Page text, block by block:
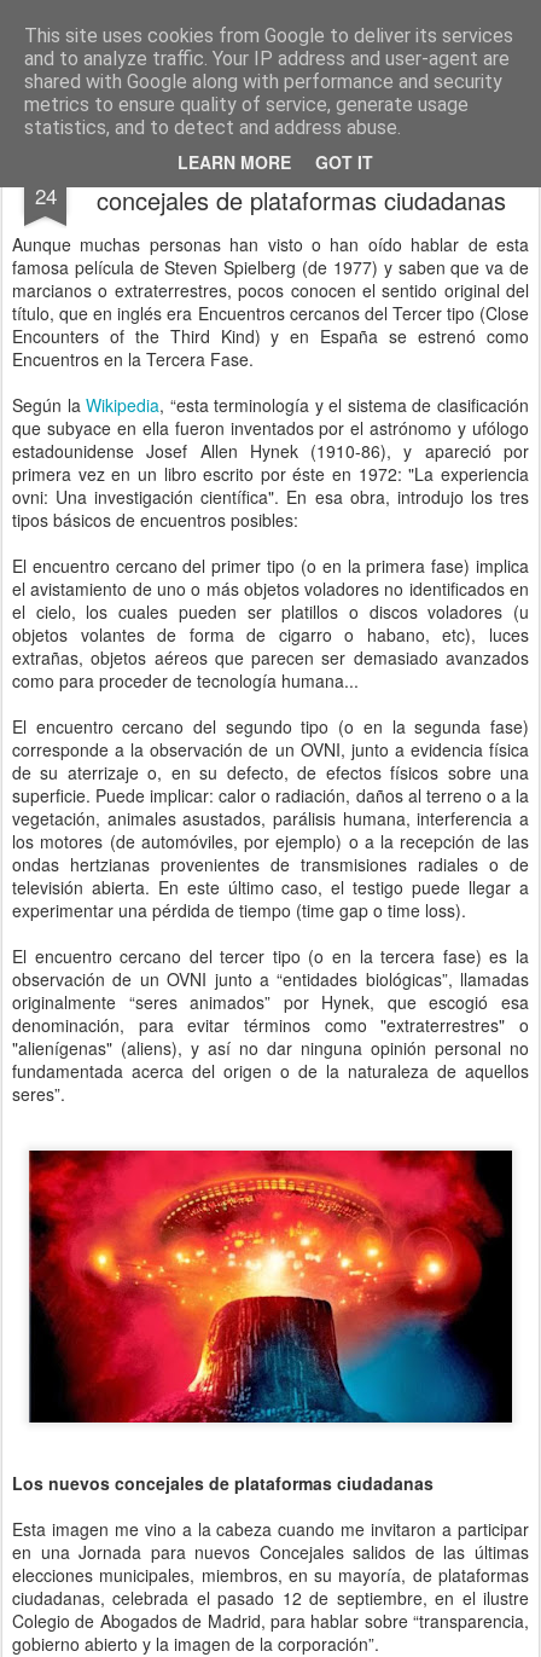
This site uses cookies from Google to deliver its services
and to analyze traffic. Your IP address and user-agent are
shared with Google along with performance and security
metrics to ensure quality of service, generate usage
statistics, and to detect and address abuse.
LEARN MORE GOT IT
menos tecnología y más pedagogía conceptos y reflexiones sobre la sociedad de la información
Pages
24
encuentros en la tercera fase con los
concejales de plataformas ciudadanas
Aunque muchas personas han visto o han oído hablar de esta
famosa película de Steven Spielberg (de 1977) y saben que va de
marcianos o extraterrestres, pocos conocen el sentido original del
título, que en inglés era Encuentros cercanos del Tercer tipo (Close
Encounters of the Third Kind) y en España se estrenó como
Encuentros en la Tercera Fase.
Según laWikipedia, “esta terminología y el sistema de clasificación
que subyace en ella fueron inventados por el astrónomo y ufólogo
estadounidense Josef Allen Hynek (1910-86), y apareció por
primera vez en un libro escrito por éste en 1972: "La experiencia
ovni: Una investigación científica". En esa obra, introdujo los tres
tipos básicos de encuentros posibles:
El encuentro cercano del primer tipo (o en la primera fase) implica
el avistamiento de uno o más objetos voladores no identificados en
el cielo, los cuales pueden ser platillos o discos voladores (u
objetos volantes de forma de cigarro o habano, etc), luces
extrañas, objetos aéreos que parecen ser demasiado avanzados
como para proceder de tecnología humana...
El encuentro cercano del segundo tipo (o en la segunda fase)
corresponde a la observación de un OVNI, junto a evidencia física
de su aterrizaje o, en su defecto, de efectos físicos sobre una
superficie. Puede implicar: calor o radiación, daños al terreno o a la
vegetación, animales asustados, parálisis humana, interferencia a
los motores (de automóviles, por ejemplo) o a la recepción de las
ondas hertzianas provenientes de transmisiones radiales o de
televisión abierta. En este último caso, el testigo puede llegar a
experimentar una pérdida de tiempo (time gap o time loss).
El encuentro cercano del tercer tipo (o en la tercera fase) es la
observación de un OVNI junto a “entidades biológicas”, llamadas
originalmente “seres animados” por Hynek, que escogió esa
denominación, para evitar términos como "extraterrestres" o
"alienígenas" (aliens), y así no dar ninguna opinión personal no
fundamentada acerca del origen o de la naturaleza de aquellos
seres”.
Los nuevos concejales de plataformas ciudadanas
Esta imagen me vino a la cabeza cuando me invitaron a participar
en una Jornada para nuevos Concejales salidos de las últimas
elecciones municipales, miembros, en su mayoría, de plataformas
ciudadanas, celebrada el pasado 12 de septiembre, en el ilustre
Colegio de Abogados de Madrid, para hablar sobre “transparencia,
gobierno abierto y la imagen de la corporación”.